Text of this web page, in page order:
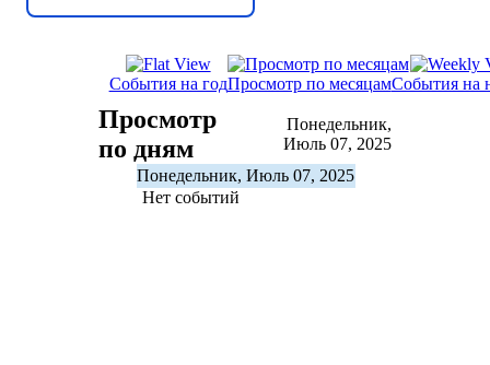
События на годПросмотр по месяцамСобытия на
Просмотр
по дням
Понедельник,
Июль 07, 2025
Понедельник, Июль 07, 2025
Нет событий